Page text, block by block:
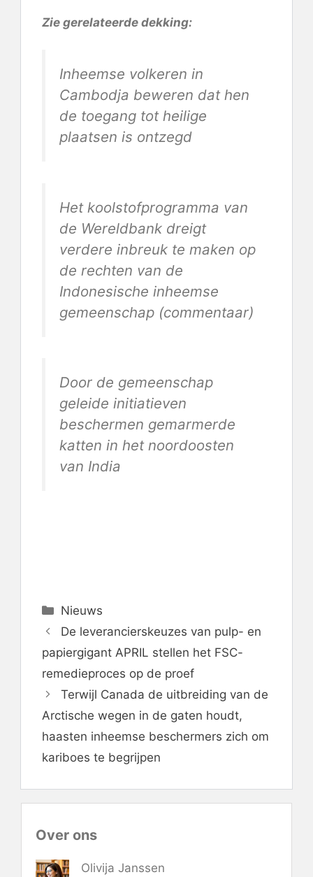
Zie gerelateerde dekking:
Inheemse volkeren in
Cambodja beweren dat hen
de toegang tot heilige
plaatsen is ontzegd
Het koolstofprogramma van
de Wereldbank dreigt
verdere inbreuk te maken op
de rechten van de
Indonesische inheemse
gemeenschap (commentaar)
Door de gemeenschap
geleide initiatieven
beschermen gemarmerde
katten in het noordoosten
van India
Categorieën
Nieuws
De leverancierskeuzes van pulp- en
papiergigant APRIL stellen het FSC-
remedieproces op de proef
Terwijl Canada de uitbreiding van de
Arctische wegen in de gaten houdt,
haasten inheemse beschermers zich om
kariboes te begrijpen
Over ons
Olivija Janssen